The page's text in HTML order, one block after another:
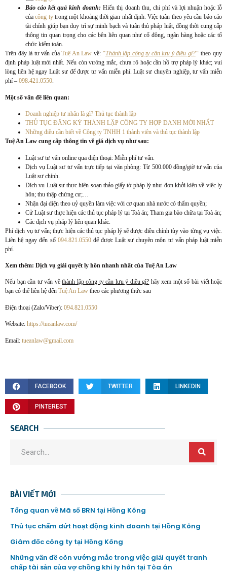
Báo cáo kết quả kinh doanh: Hiển thị doanh thu, chi phí và lợi nhuận hoặc lỗ
của công tytrong một khoảng thời gian nhất định. Việc tuân theo yêu cầu báo cáo
tài chính giúp bạn duy trì sự minh bạch và tuân thủ pháp luật, đồng thời cung cấp
thông tin quan trọng cho các bên liên quan như cổ đông, ngân hàng hoặc các tổ
chức kiểm toán.
Trên đây là tư vấn củaTuệ An Law về: “Thành lập công ty cần lưu ý điều gì?“ theo quy
định pháp luật mới nhất. Nếu còn vướng mắc, chưa rõ hoặc cần hồ trợ pháp lý khác; vui
lòng liên hệ ngay Luật sư để được tư vấn miễn phí. Luật sư chuyên nghiệp, tư vấn miễn
phí – 098.421.0550.
Một số vấn đề liên quan:
Doanh nghiệp tư nhân là gì? Thủ tục thành lập
THỦ TỤC ĐĂNG KÝ THÀNH LẬP CÔNG TY HỢP DANH MỚI NHẤT
Những điều cần biết về Công ty TNHH 1 thành viên và thủ tục thành lập
Tuệ An Law cung cấp thông tin về giá dịch vụ như sau:
Luật sư tư vấn online qua điện thoại: Miễn phí tư vấn.
Dịch vụ Luật sư tư vấn trực tiếp tại văn phòng: Từ 500.000 đồng/giờ tư vấn của
Luật sư chính.
Dịch vụ Luật sư thực hiện soạn thảo giấy tờ pháp lý như đơn khởi kiện về việc ly
hôn; thu thập chứng cư;…
Nhận đại diện theo uỷ quyền làm việc với cơ quan nhà nước có thẩm quyền;
Cử Luật sư thực hiện các thủ tục pháp lý tại Toà án; Tham gia bào chữa tại Toà án;
Các dịch vụ pháp lý liên quan khác.
Phí dịch vụ tư vấn; thực hiện các thủ tục pháp lý sẽ được điều chỉnh tùy vào từng vụ việc.
Liên hệ ngay đến số 094.821.0550để được Luật sư chuyên môn tư vấn pháp luật miễn
phí.
Xem thêm: Dịch vụ giải quyết ly hôn nhanh nhất của Tuệ An Law
Nếu bạn cần tư vấn vềthành lập công ty cần lưu ý điều gì? hãy xem một số bài viết hoặc
bạn có thể liên hệ đến Tuệ An Law theo các phương thức sau
Điện thoại (Zalo/Viber): 094.821.0550
Website: https://tueanlaw.com/
Email: tueanlaw@gmail.com
FACEBOOK TWITTER LINKEDIN
PINTEREST
SEARCH
BÀI VIẾT MỚI
Tổng quan về Mã số BRN tại Hồng Kông
Thủ tục chấm dứt hoạt động kinh doanh tại Hồng Kông
Giám đốc công ty tại Hồng Kông
Những vấn đề còn vướng mắc trong việc giải quyết tranh
chấp tài sản của vợ chồng khi ly hôn tại Tòa án